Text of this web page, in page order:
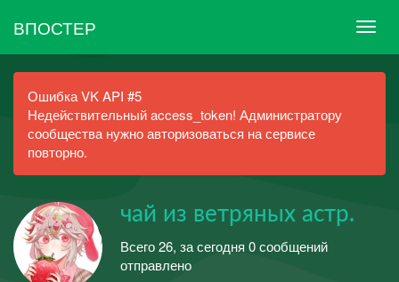
ВПОСТЕР
Ошибка VK API #5
Недействительный access_token! Администратору
сообщества нужно авторизоваться на сервисе
повторно.
чай из ветряных астр.
Всего 26, за сегодня 0 сообщений
отправлено